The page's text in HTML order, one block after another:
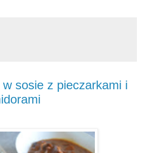
sosie z pieczarkami i